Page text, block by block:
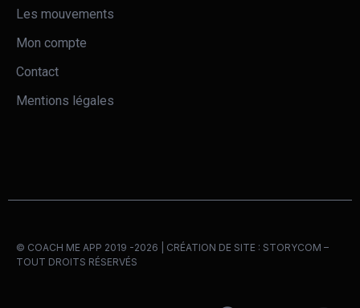
Les mouvements
Mon compte
Contact
Mentions légales
© COACH ME APP 2019 -2026 | CRÉATION DE SITE : STORYCOM –
TOUT DROITS RÉSERVÉS